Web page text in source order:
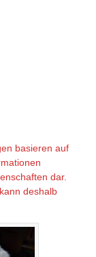
basieren auf
dar.
deshalb